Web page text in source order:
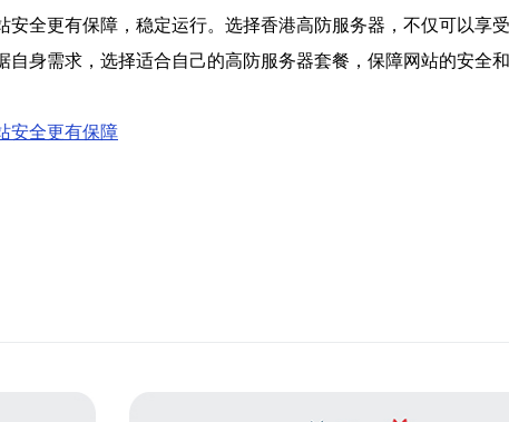
安全更有保障，稳定运行。选择香港高防服务器，不仅可以享
身需求，选择适合自己的高防服务器套餐，保障网站的安全和
安全更有保障